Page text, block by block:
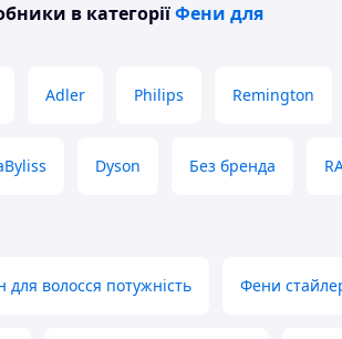
в категоріїФени для
Adler Philips Remington
Dyson Без бренда
для волосся потужність Фени